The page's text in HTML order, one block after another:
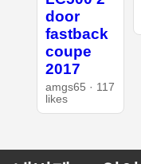
door
fastback
coupe
2017
amgs65 · 117
likes